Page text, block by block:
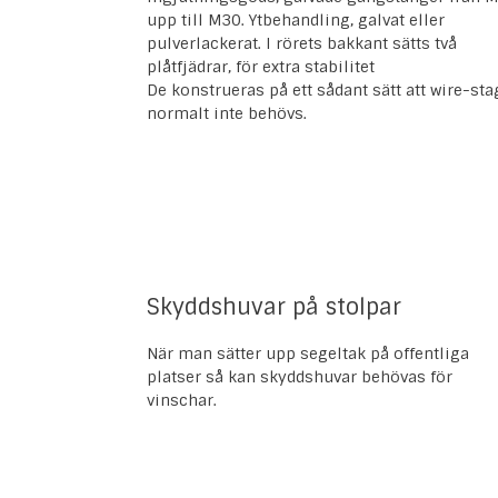
upp till M30. Ytbehandling, galvat eller
pulverlackerat. I rörets bakkant sätts två
plåtfjädrar, för extra stabilitet
De konstrueras på ett sådant sätt att wire-
normalt inte behövs.
Skyddshuvar på stolpar
När man sätter upp segeltak på offentliga
platser så kan skyddshuvar behövas för
vinschar.